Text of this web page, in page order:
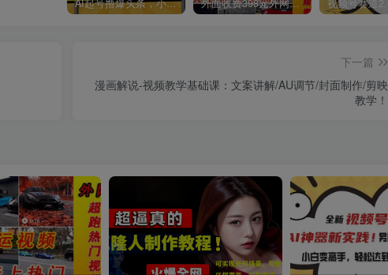
AI起号撸爆头条，小白也能操作，日入2000+ 外面收费398元外网超跑豪车汽车视频搬运至快手抖音上热门项目
下一篇
漫画解说-视频教学基础课：文案讲解/AU调节/封面制作/剪映
教学！